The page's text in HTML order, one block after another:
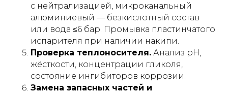
с нейтрализацией, микроканальный
алюминиевый — безкислотный состав
или вода ≤6 бар. Промывка пластинчатого
испарителя при наличии накипи.
Проверка теплоносителя. Анализ pH,
жёсткости, концентрации гликоля,
состояние ингибиторов коррозии.
Замена запасных частей и